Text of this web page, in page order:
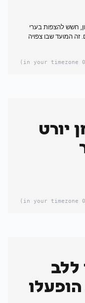
חשש להצפות ‏בערי
זה המועד שבו צפויה
יורט
ללב